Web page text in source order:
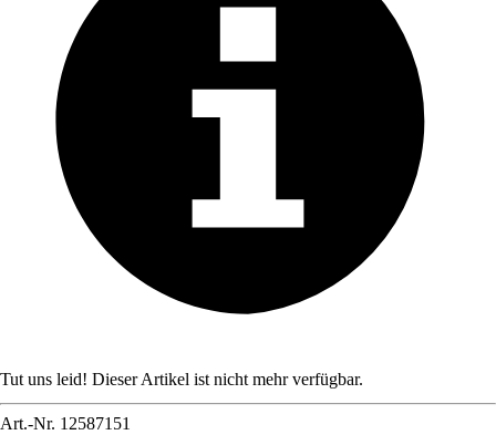
Tut uns leid! Dieser Artikel ist nicht mehr verfügbar.
Art.-Nr. 12587151